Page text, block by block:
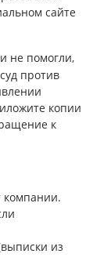
сайте
не помогли,
против
копии
к
компании.
из